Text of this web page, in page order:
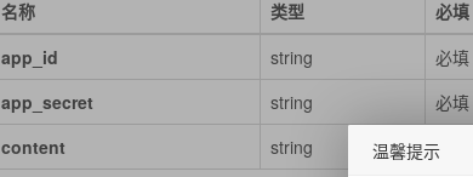
名称 类型 必填
app_id
string 必填
app_secret
string 必填
content
string 必填
温馨提示